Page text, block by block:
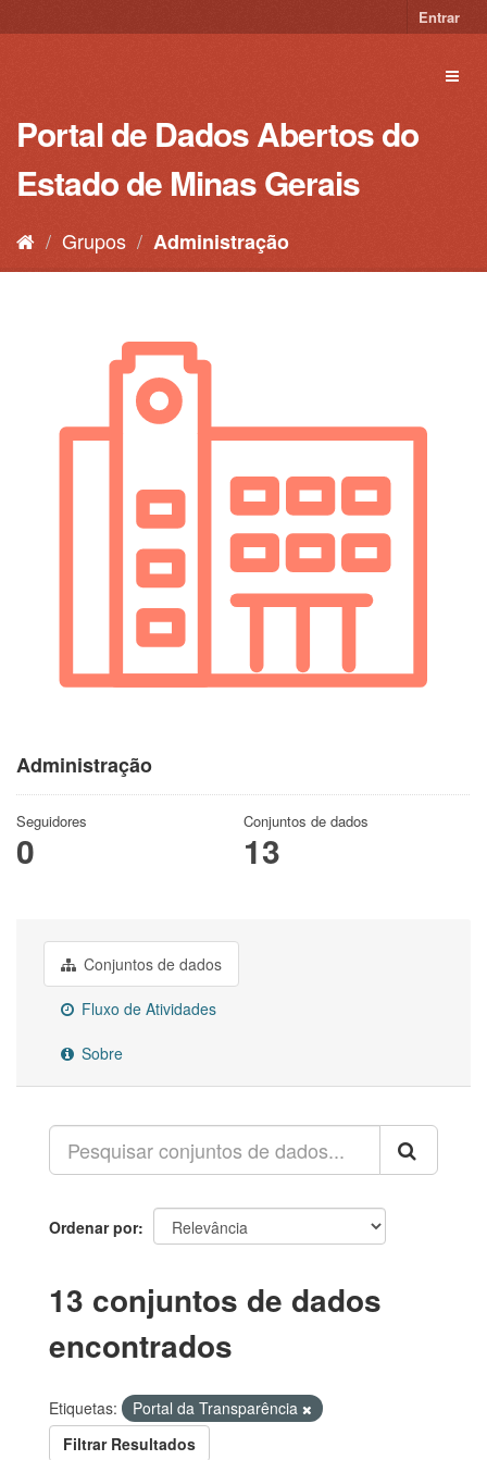
para
Entrar
Portal de Dados Abertos do
Estado de Minas Gerais
Grupos Administração
Administração
Seguidores
0
Conjuntos de dados
13
Conjuntos de dados
Fluxo de Atividades
Sobre
Ordenar por
13 conjuntos de dados
encontrados
Etiquetas:
Portal da Transparência
Filtrar Resultados